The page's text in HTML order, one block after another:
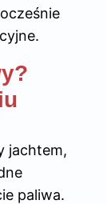
jachtem,
paliwa.